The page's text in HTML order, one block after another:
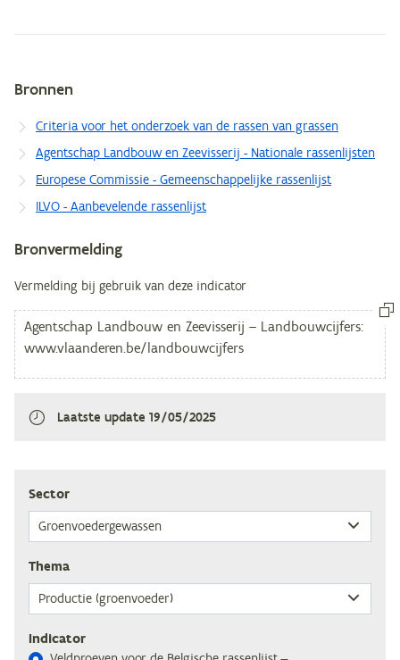
Metagegevens
Bronnen
Criteria voor het onderzoek van de rassen van grassen
Agentschap Landbouw en Zeevisserij - Nationale rassenlijsten
Europese Commissie - Gemeenschappelijke rassenlijst
ILVO - Aanbevelende rassenlijst
Bronvermelding
Vermelding bij gebruik van deze indicator
Laatste update 19/05/2025
Sec­tor
The­ma
Indicator